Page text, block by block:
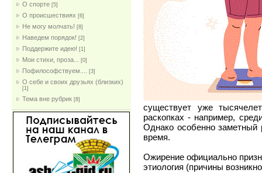
О спорте [5]
О происшествиях [6]
Не могу молчать! [8]
Наведем порядок! [2]
Поддержите идею! [1]
Мои стихи, проза... [0]
Пофилософствуем.... [3]
О себе и своих друзьях (близких)
[1]
Тема вне рубрик [8]
существует уже
раскопках - например,
Однако особенно
время.
Ожирение официально
этиология (причины